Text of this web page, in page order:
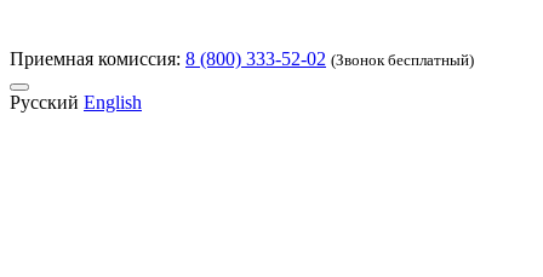
Приемная комиссия: 8 (800) 333-52-02 (Звонок бесплатный)
Русский English